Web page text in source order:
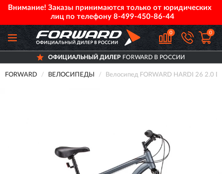
Внимание! Заказы принимаются только от юридических
лиц по телефону 8-499-450-86-44
0 0
ОФИЦИАЛЬНЫЙ ДИЛЕРFORWARD В РОССИИ
FORWARD ВЕЛОСИПЕДЫ Велосипед FORWARD HARDI 26 2.0